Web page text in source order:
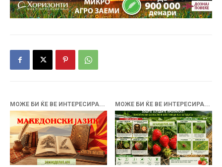
МОЖЕ БИ ЌЕ ВЕ ИНТЕРЕСИРА... МОЖЕ БИ ЌЕ ВЕ ИНТЕРЕСИРА...